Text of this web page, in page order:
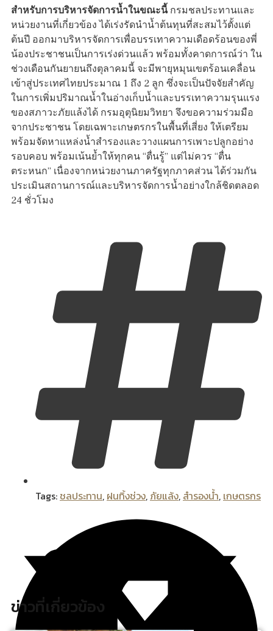
สำหรับการบริหารจัดการน้ำในขณะนี้กรมชลประทานและ
หน่วยงานที่เกี่ยวข้อง ได้เร่งรัดนำน้ำต้นทุนที่สะสมไว้ตั้งแต่
ต้นปี ออกมาบริหารจัดการเพื่อบรรเทาความเดือดร้อนของพี่
น้องประชาชนเป็นการเร่งด่วนแล้ว พร้อมทั้งคาดการณ์ว่า ใน
ช่วงเดือนกันยายนถึงตุลาคมนี้ จะมีพายุหมุนเขตร้อนเคลื่อน
เข้าสู่ประเทศไทยประมาณ 1 ถึง 2 ลูก ซึ่งจะเป็นปัจจัยสำคัญ
ในการเพิ่มปริมาณน้ำในอ่างเก็บน้ำและบรรเทาความรุนแรง
ของสภาวะภัยแล้งได้ กรมอุตุนิยมวิทยา จึงขอความร่วมมือ
จากประชาชน โดยเฉพาะเกษตรกรในพื้นที่เสี่ยง ให้เตรียม
พร้อมจัดหาแหล่งน้ำสำรองและวางแผนการเพาะปลูกอย่าง
รอบคอบ พร้อมเน้นย้ำให้ทุกคน “ตื่นรู้” แต่ไม่ควร “ตื่น
ตระหนก” เนื่องจากหน่วยงานภาครัฐทุกภาคส่วน ได้ร่วมกัน
ประเมินสถานการณ์และบริหารจัดการน้ำอย่างใกล้ชิดตลอด
24 ชั่วโมง
Tags: ชลประทาน, ฝนทิ้งช่วง, ภัยแล้ง, สำรองน้ำ, เกษตรกร
ข่าวที่เกี่ยวข้อง